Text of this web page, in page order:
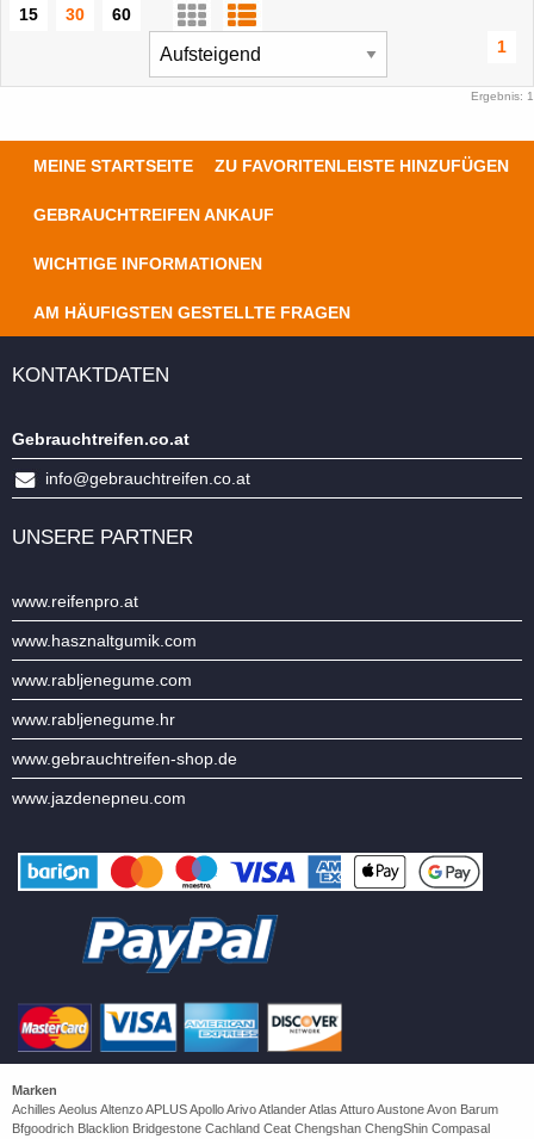
15 30
60
1
Ergebnis: 1
MEINE STARTSEITE ZU FAVORITENLEISTE HINZUFÜGEN
GEBRAUCHTREIFEN ANKAUF
WICHTIGE INFORMATIONEN
AM HÄUFIGSTEN GESTELLTE FRAGEN
KONTAKTDATEN
Gebrauchtreifen.co.at
info@gebrauchtreifen.co.at
UNSERE PARTNER
www.reifenpro.at
www.hasznaltgumik.com
www.rabljenegume.com
www.rabljenegume.hr
www.gebrauchtreifen-shop.de
www.jazdenepneu.com
Marken
Achilles Aeolus Altenzo APLUS Apollo Arivo Atlander Atlas Atturo Austone Avon Barum
Bfgoodrich Blacklion Bridgestone Cachland Ceat Chengshan ChengShin Compasal